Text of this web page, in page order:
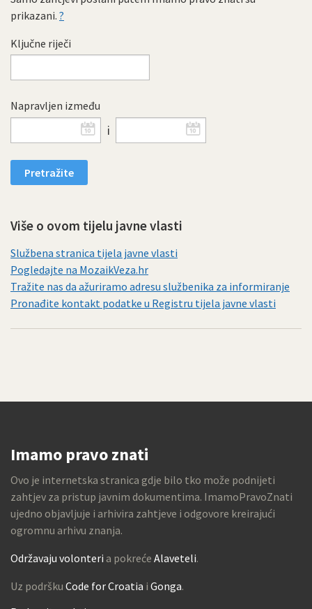
prikazani. ?
Ključne riječi
Napravljen između
i
Više o ovom tijelu javne vlasti
Službena stranica tijela javne vlasti
Pogledajte na MozaikVeza.hr
Tražite nas da ažuriramo adresu službenika za informiranje
Pronađite kontakt podatke u Registru tijela javne vlasti
Imamo pravo znati
Ovo je internetska stranica gdje bilo tko može podnijeti
zahtjev za pristup javnim dokumentima. ImamoPravoZnati
ujedno objavljuje i arhivira zahtjeve i odgovore kreirajući
ogromnu arhivu znanja.
Održavaju volonteri a pokreće Alaveteli.
Uz podršku Code for Croatia i Gonga.